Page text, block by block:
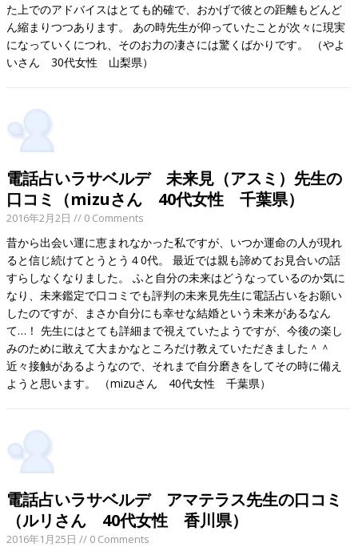
た上でのアドバイスはとても的確で、おかげで彼との距離もどんど
ん縮まりつつあります。 あの時先生が仰っていたことが次々に現実
になっていくにつれ、そのお力の凄さには驚くばかりです。 （やよ
いさん 30代女性 山梨県）
電話占いラサベルデ 未来見（アスミ）先生の
口コミ（mizuさん 40代女性 千葉県）
2016年2月2日 // 0 Comments
昔から出会い運に恵まれなかった私ですが、いつか運命の人が現れ
ると信じ続けてとうとう４0代。 最近では親も諦めてお見合いの話
すらしなくなりました。 ふと自分の未来はどうなっているのか気に
なり、未来鑑定で口コミでも評判の未来見先生に電話占いをお願い
したのですが、まさか自分にも幸せな結婚という未来があるなん
て…！ 先生にはとても詳細まで視えていたようですが、今後の楽し
みのために敢えて大まかなところだけ教えていただきました＾＾
近々接触があるようなので、それまで自分磨きをしてその時に備え
ようと思います。 （mizuさん 40代女性 千葉県）
電話占いラサベルデ アマテラス先生の口コミ
（ルリさん 40代女性 香川県）
2016年1月25日 // 0 Comments